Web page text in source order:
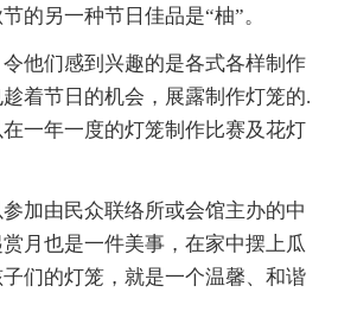
的另一种节日佳品是“柚”。
他们感到兴趣的是各式各样制作
着节日的机会，展露制作灯笼的.
一年一度的灯笼制作比赛及花灯
加由民众联络所或会馆主办的中
月也是一件美事，在家中摆上瓜
们的灯笼，就是一个温馨、和谐